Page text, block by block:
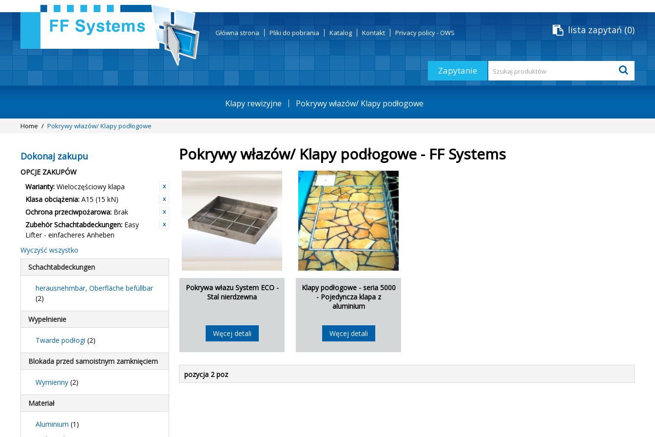
Główna strona Pliki do pobrania Katalog Kontakt Privacy policy - OWS lista zapytań 0
Klapy rewizyjne Pokrywy włazów/ Klapy podłogowe
Zapytanie
Home / Pokrywy włazów/ Klapy podłogowe
Dokonaj zakupu
OPCJE ZAKUPÓW
Warianty: Wieloczęściowy klapa
Klasa obciążenia: A15 (15 kN)
Ochrona przeciwpożarowa: Brak
Zubehör Schachtabdeckungen: Easy
Lifter - einfacheres Anheben
Wyczyść wszystko
Schachtabdeckungen
herausnehmbar, Oberfläche befüllbar
(2)
Wypełnienie
Twarde podłogi (2)
Blokada przed samoistnym zamknięciem
Wymienny (2)
Materiał
Aluminium (1)
Pokrywy włazów/ Klapy podłogowe - FF Systems
Pokrywa włazu System ECO -
Stal nierdzewna
Węcej detali
Klapy podłogowe - seria 5000
- Pojedyncza klapa z
aluminium
Węcej detali
pozycja 2 poz